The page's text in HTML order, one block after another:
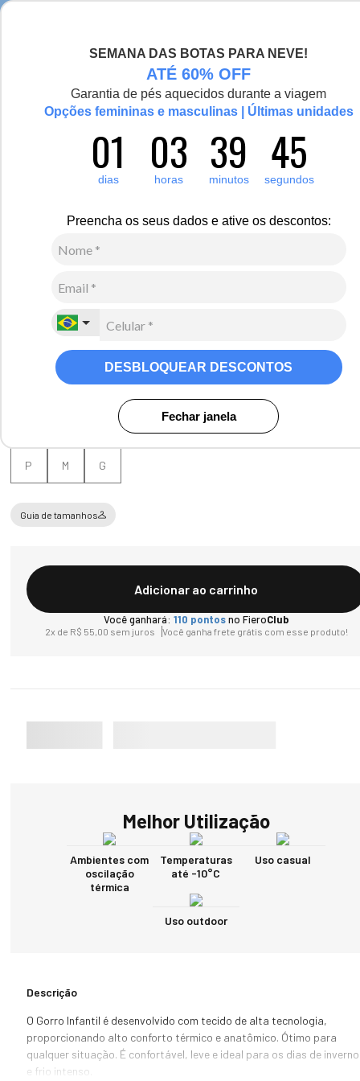
SEMANA DAS BOTAS PARA NEVE!
ATÉ 60% OFF
Garantia de pés aquecidos durante a viagem
Opções femininas e masculinas | Últimas unidades
01
dias 03
horas 39
minutos 45
segundos
Preencha os seus dados e ative os descontos:
DESBLOQUEAR DESCONTOS
Fechar janela
Acessórios Gorros
Avaliações
Azul Marinho
P M G
Guia de tamanhos
Adicionar ao carrinho
Você ganhará: 110 pontosno FieroClub
2x de R$ 55,00 sem juros Você ganha frete grátis com esse produto!
Melhor Utilização
Ambientes com
oscilação
térmica
Temperaturas
até -10°C
Uso casual
Uso outdoor
Descrição
O Gorro Infantil é desenvolvido com tecido de alta tecnologia,
proporcionando alto conforto térmico e anatômico. Ótimo para
qualquer situação. É confortável, leve e ideal para os dias de inverno
e frio intenso.